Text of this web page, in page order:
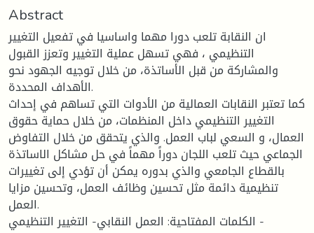
Abstract
ان النقابة تلعب دورا مهما واساسيا في تفعيل التغيير
التنظيمي ، فهي تسهل عملية التغيير وتعزز القبول
والمشاركة من قبل الأساتذة، من خلال توجيه الجهود نحو
الأهداف المحددة.
كما تعتبر النقابات العمالية من الأدوات التي تساهم في إحداث
التغيير التنظيمي داخل المنظمات، من خلال حماية حقوق
العمال، و السعي لباب العمل. والذي يتحقق من خلال التفاوض
الجماعي حيث تلعب اللجان دوراً مهماً في حل مشاكل الاساتذة
بالقطاع الجامعي والذي بدوره يمكن أن تؤدي إلى تغييرات
تنظيمية دائمة مثل تحسين وظائف العمل، وتحسين مزايا
العمل.
الكلمات المفتاحية: العمل النقابي- التغيير التنظيمي -